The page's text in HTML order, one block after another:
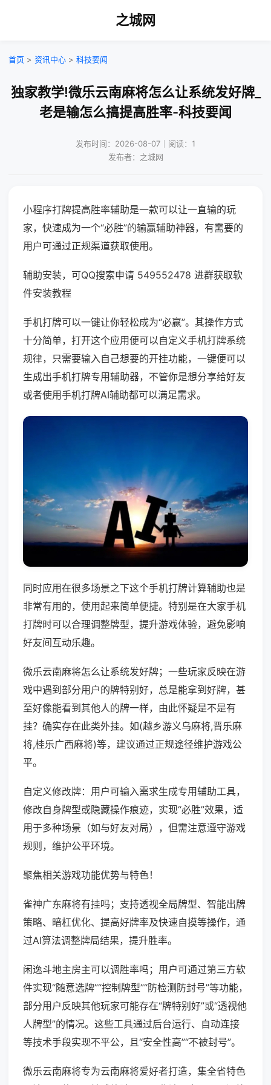
之城网
首页 > 资讯中心 > 科技要闻
独家教学!微乐云南麻将怎么让系统发好牌_
老是输怎么搞提高胜率-科技要闻
发布时间：2026-08-07｜阅读：1
发布者：之城网
小程序打牌提高胜率辅助是一款可以让一直输的玩
家，快速成为一个“必胜”的输赢辅助神器，有需要的
用户可通过正规渠道获取使用。
辅助安装，可QQ搜索申请 549552478 进群获取软
件安装教程
手机打牌可以一键让你轻松成为“必赢”。其操作方式
十分简单，打开这个应用便可以自定义手机打牌系统
规律，只需要输入自己想要的开挂功能，一键便可以
生成出手机打牌专用辅助器，不管你是想分享给好友
或者使用手机打牌AI辅助都可以满足需求。
同时应用在很多场景之下这个手机打牌计算辅助也是
非常有用的，使用起来简单便捷。特别是在大家手机
打牌时可以合理调整牌型，提升游戏体验，避免影响
好友间互动乐趣。
微乐云南麻将怎么让系统发好牌；一些玩家反映在游
戏中遇到部分用户的牌特别好，总是能拿到好牌，甚
至好像能看到其他人的牌一样，由此怀疑是不是有
挂？确实存在此类外挂。如(越乡游义乌麻将,晋乐麻
将,桂乐广西麻将)等，建议通过正规途径维护游戏公
平。
自定义修改牌：用户可输入需求生成专用辅助工具，
修改自身牌型或隐藏操作痕迹，实现“必胜”效果，适
用于多种场景（如与好友对局），但需注意遵守游戏
规则，维护公平环境。
聚焦相关游戏功能优势与特色！
雀神广东麻将有挂吗；支持透视全局牌型、智能出牌
策略、暗杠优化、提高好牌率及快速自摸等操作，通
过AI算法调整牌局结果，提升胜率。
闲逸斗地主房主可以调胜率吗；用户可通过第三方软
件实现“随意选牌”“控制牌型”“防检测防封号”等功能，
部分用户反映其他玩家可能存在“牌特别好”或“透视他
人牌型”的情况。这些工具通过后台运行、自动连接
等技术手段实现不平公，且“安全性高”“不被封号”。
微乐云南麻将专为云南麻将爱好者打造，集全省特色